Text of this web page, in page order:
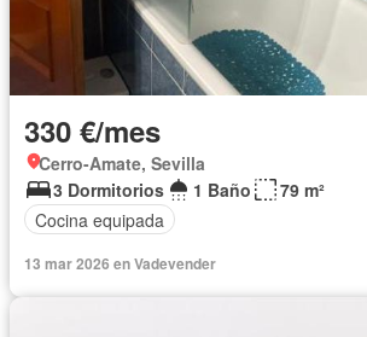
330 €/mes
Cerro-Amate, Sevilla
3 Dormitorios
1 Baño
79 m²
Cocina equipada
13 mar 2026 en Vadevender